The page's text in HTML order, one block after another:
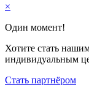
×
Один момент!
Хотите стать
индивидуальным
Стать партнёром